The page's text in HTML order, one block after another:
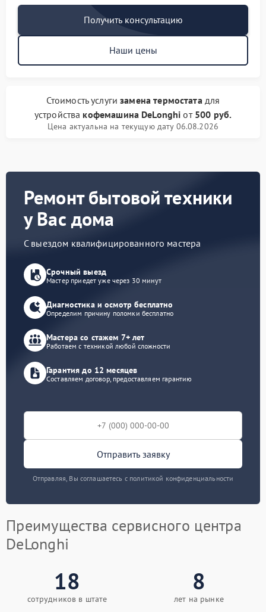
Получить консультацию
Наши цены
Стоимость услугизамена термостатадля
устройства кофемашина DeLonghi от 500 руб.
Цена актуальна на текущую дату 06.08.2026
Ремонт бытовой техники
у Вас дома
С выездом квалифицированного мастера
Срочный выезд
Мастер приедет уже через 30 минут
Диагностика и осмотр бесплатно
Определим причину поломки бесплатно
Мастера со стажем 7+ лет
Работаем с техникой любой сложности
Гарантия до 12 месяцев
Составляем договор, предоставляем гарантию
Отправить заявку
Отправляя, Вы соглашаетесь с политикой конфиденциальности
Преимущества сервисного центра
DeLonghi
18
сотрудников в штате
8
лет на рынке